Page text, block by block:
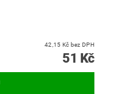
42,15 Kč bez DPH
51 Kč